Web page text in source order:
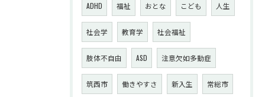
ADHD 福祉 おとな こども 人生
社会学 教育学 社会福祉
肢体不自由 ASD 注意欠如多動症
筑西市 働きやすさ 新入生 常総市